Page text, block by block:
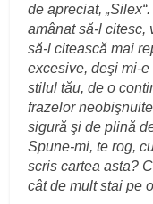
de apreciat,
amânat să-l citesc,
să-l citească mai
excesive, deşi mi-
stilul tău, de o
frazelor
sigură şi de plină
Spune-mi, te rog,
scris cartea asta?
cât de mult stai pe